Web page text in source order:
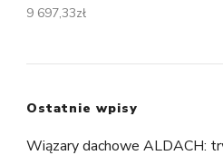
9 697,33zł
Ostatnie wpisy
Wiązary dachowe ALDACH: